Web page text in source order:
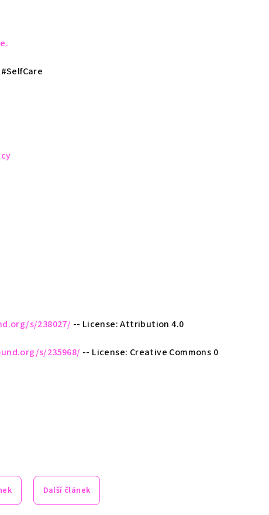
s/238027/ -- License: Attribution 4.0
s/235968/ -- License: Creative Commons 0
Další článek